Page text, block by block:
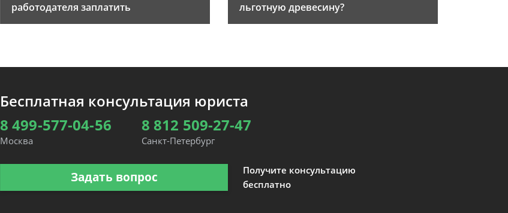
работодателя заплатить
льготную древесину?
Бесплатная консультация юриста
8 499-577-04-56
Москва
8 812 509-27-47
Санкт-Петербург
Задать вопрос
Получите консультацию
бесплатно